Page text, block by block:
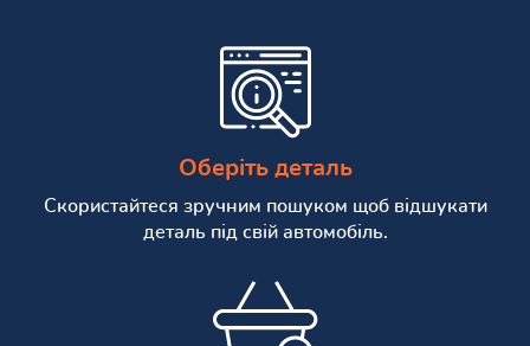
Оберіть деталь
Скористайтеся зручним пошуком щоб відшукати
деталь під свій автомобіль.